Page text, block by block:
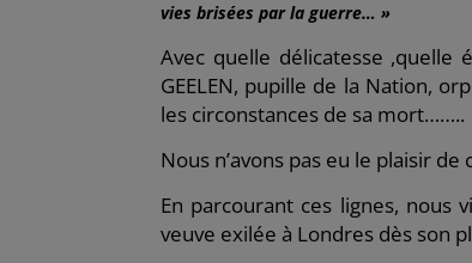
vies brisées par la guerre… »
Avec quelle délicatesse ,quelle
GEELEN, pupille de la Nation,
les circonstances de sa mort……..
Nous n’avons pas eu le plaisir
En parcourant ces lignes, nous
veuve exilée à Londres dès son